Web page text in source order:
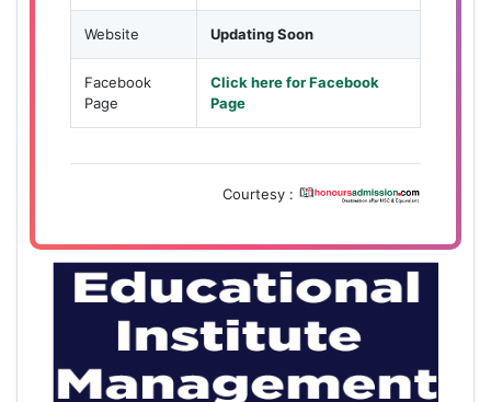
Website Updating Soon
Facebook
Page
Click here for Facebook
Page
Courtesy :